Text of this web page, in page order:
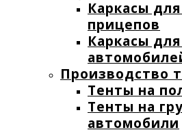
Каркасы
прицепов
Каркасы
Производство
Тенты на
Тенты на
автомобили